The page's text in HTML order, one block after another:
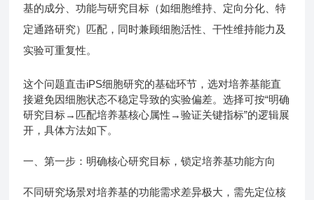
基的成分、功能与研究目标（如细胞维持、定向分化、特
定通路研究）匹配，同时兼顾细胞活性、干性维持能力及
实验可重复性。
这个问题直击iPS细胞研究的基础环节，选对培养基能直
接避免因细胞状态不稳定导致的实验偏差。选择可按“明确
研究目标→匹配培养基核心属性→验证关键指标”的逻辑展
开，具体方法如下。
一、第一步：明确核心研究目标，锁定培养基功能方向
不同研究场景对培养基的功能需求差异极大，需先定位核